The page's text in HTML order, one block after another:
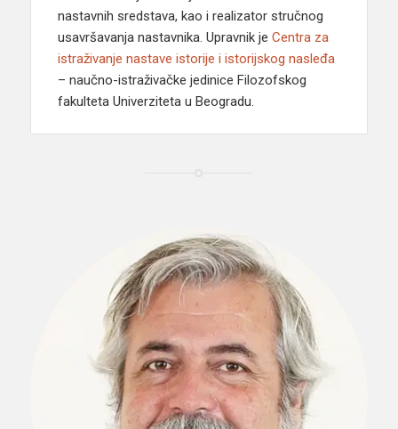
nastavnih sredstava, kao i realizator stručnog
usavršavanja nastavnika. Upravnik je Centra za
istraživanje nastave istorije i istorijskog nasleđa
– naučno-istraživačke jedinice Filozofskog
fakulteta Univerziteta u Beogradu.